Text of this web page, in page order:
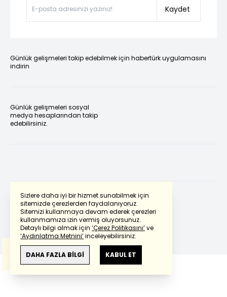
Sizlere daha iyi bir hizmet sunabilmek için
sitemizde çerezlerden faydalanıyoruz.
Sitemizi kullanmaya devam ederek çerezleri
kullanmamıza izin vermiş oluyorsunuz.
Detaylı bilgi almak için ‘Çerez Politikasını’ve
‘Aydınlatma Metnini’inceleyebilirsiniz.
DAHA FAZLA BİLGİ KABUL ET
Kaydet
Günlük gelişmeleri takip edebilmek için habertürk uygulamasını
indirin
Günlük gelişmeleri sosyal
medya hesaplarından takip
edebilirsiniz.
Powered by Translate
Bu çevirideGoogle Transletekullanılmıştır.
Anlam ve çeviri hatalarından
haberturk.com
sorumlu değildir.